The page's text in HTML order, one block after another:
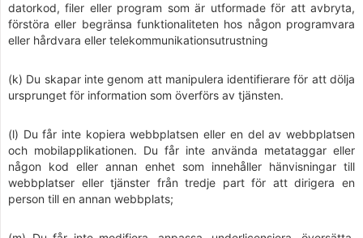
datorkod, filer eller program som är utformade för att avbryta,
förstöra eller begränsa funktionaliteten hos någon programvara
eller hårdvara eller telekommunikationsutrustning
(k) Du skapar inte genom att manipulera identifierare för att dölja
ursprunget för information som överförs av tjänsten.
(l) Du får inte kopiera webbplatsen eller en del av webbplatsen
och mobilapplikationen. Du får inte använda metataggar eller
någon kod eller annan enhet som innehåller hänvisningar till
webbplatser eller tjänster från tredje part för att dirigera en
person till en annan webbplats;